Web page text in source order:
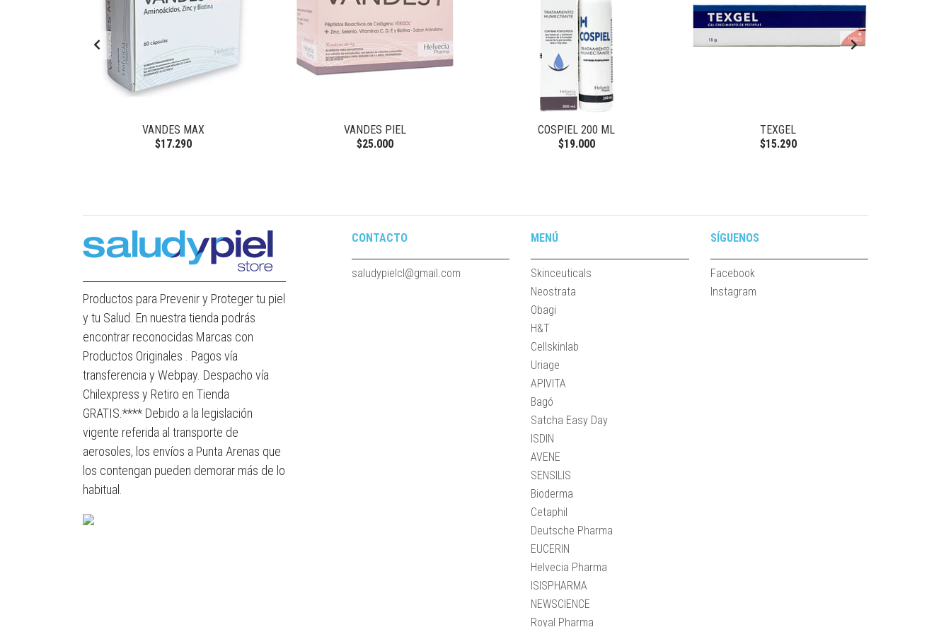
VANDES MAX
$17.290
VANDES PIEL
$25.000
COSPIEL 200 ML
$19.000
TEXGEL
$15.290
Productos para Prevenir y Proteger tu piel
y tu Salud. En nuestra tienda podrás
encontrar reconocidas Marcas con
Productos Originales . Pagos vía
transferencia y Webpay. Despacho vía
Chilexpress y Retiro en Tienda
GRATIS.**** Debido a la legislación
vigente referida al transporte de
aerosoles, los envíos a Punta Arenas que
los contengan pueden demorar más de lo
habitual.
CONTACTO
saludypielcl@gmail.com
MENÚ
Skinceuticals
Neostrata
Obagi
H&T
Cellskinlab
Uriage
APIVITA
Bagó
Satcha Easy Day
ISDIN
AVENE
SENSILIS
Bioderma
Cetaphil
Deutsche Pharma
EUCERIN
Helvecia Pharma
ISISPHARMA
NEWSCIENCE
Royal Pharma
SÍGUENOS
Facebook
Instagram